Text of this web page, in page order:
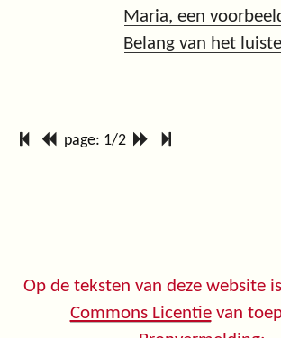
Maria, een
Belang van het
page: 1/2
Op de teksten van deze website
Commons Licentievan